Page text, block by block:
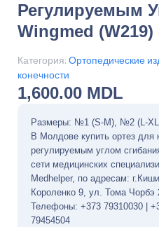
Регулируемым
Wingmed (W219)
Категория:Ортопедические
конечности
1,600.00 MDL
Размеры: №1 (S-M), №2 (L-
В Молдове купить ортез для
регулируемым углом
сети медицинских
Medhelper, по адресам:
Короленко 9, ул. Тома Чорбэ
Телефоны: +373 79310030 |
79454504